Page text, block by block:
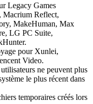
Legacy Games
Macrium Reflect,
MakeHuman, Max
LG PC Suite,
pour Xunlei,
Video.
ne peuvent plus
le plus récent dans
temporaires créés lors